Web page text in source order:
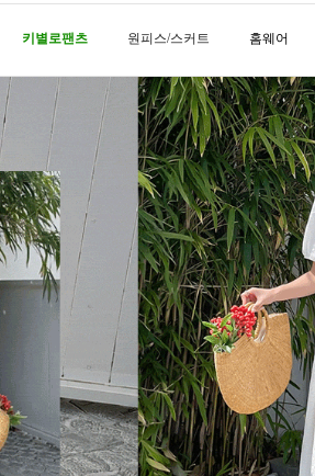
키별로팬츠 원피스/스커트 홈웨어